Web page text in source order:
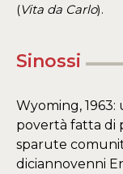
(Vita da Carlo).
Sinossi
Wyoming, 1963:
povertà fatta di
sparute
diciannovenni